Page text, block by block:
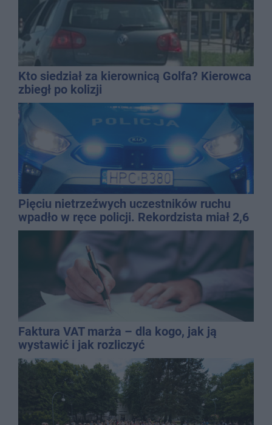
Kto siedział za kierownicą Golfa? Kierowca
zbiegł po kolizji
Pięciu nietrzeźwych uczestników ruchu
wpadło w ręce policji. Rekordzista miał 2,6
promila
Faktura VAT marża – dla kogo, jak ją
wystawić i jak rozliczyć